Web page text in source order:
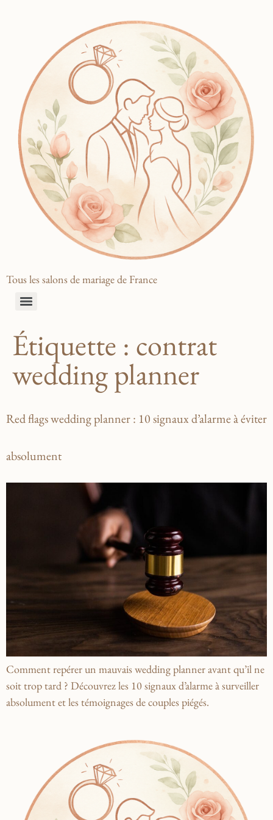
Tous les salons de mariage de France
Étiquette : contrat
wedding planner
Red flags wedding planner : 10 signaux d’alarme à éviter
absolument
Comment repérer un mauvais wedding planner avant qu’il ne
soit trop tard ? Découvrez les 10 signaux d’alarme à surveiller
absolument et les témoignages de couples piégés.